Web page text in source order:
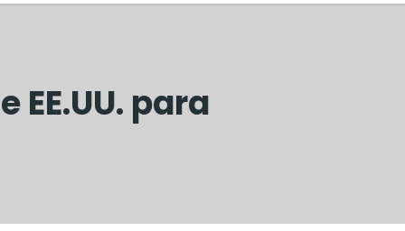
para